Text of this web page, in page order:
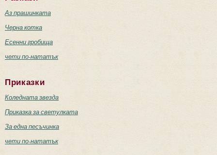
Аз прашинката
Черна котка
Есенни гробища
чети по-нататък
Приказки
Коледната звезда
Приказка за светулката
За една песъчинка
чети по-нататък